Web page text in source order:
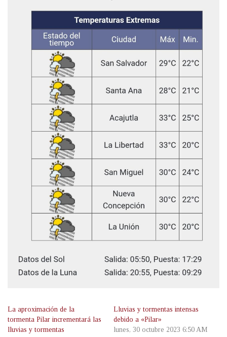
La aproximación de la
tormenta Pilar incrementará las
lluvias y tormentas
Lluvias y tormentas intensas
debido a «Pilar»
lunes, 30 octubre 2023 6:50 AM